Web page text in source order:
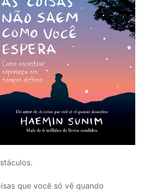
que você só vê quando